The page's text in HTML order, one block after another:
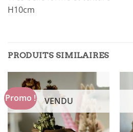
H10cm
PRODUITS SIMILAIRES
Promo ! VENDU